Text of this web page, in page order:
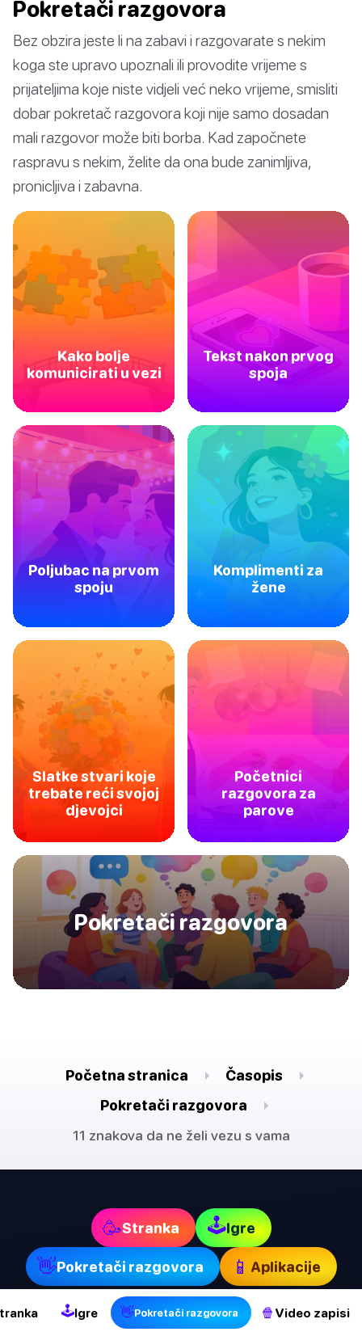
🕹Igre 👋Pokretači razgovora 🍿 Video zapisi
Pokretači razgovora
Bez obzira jeste li na zabavi i razgovarate s nekim
koga ste upravo upoznali ili provodite vrijeme s
prijateljima koje niste vidjeli već neko vrijeme, smisliti
dobar pokretač razgovora koji nije samo dosadan
mali razgovor može biti borba. Kad započnete
raspravu s nekim, želite da ona bude zanimljiva,
pronicljiva i zabavna.
Kako bolje
komunicirati u vezi
Tekst nakon prvog
spoja
Poljubac na prvom
spoju
Komplimenti za
žene
Slatke stvari koje
trebate reći svojoj
djevojci
Početnici
razgovora za
parove
Pokretači razgovora
Početna stranica
Časopis
Pokretači razgovora
11 znakova da ne želi vezu s vama
🥳Stranka 🕹Igre
👋Pokretači razgovora 📱 Aplikacije